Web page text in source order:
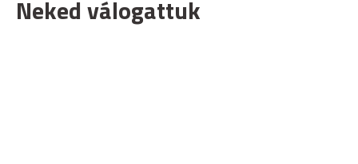
Neked válogattuk